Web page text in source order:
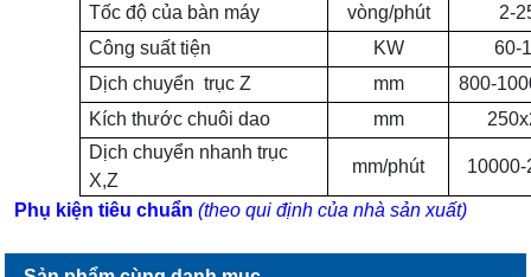
Tốc độ của bàn máy
vòng/phút
2-
Công suất tiện
KW
60-
Dịch chuyển trục Z mm
800-
Kích thước chuôi dao
mm
Dịch chuyển nhanh trục
X,Z
mm/phút
Phụ kiện tiêu chuẩn (theo qui định của nhà sản xuất)